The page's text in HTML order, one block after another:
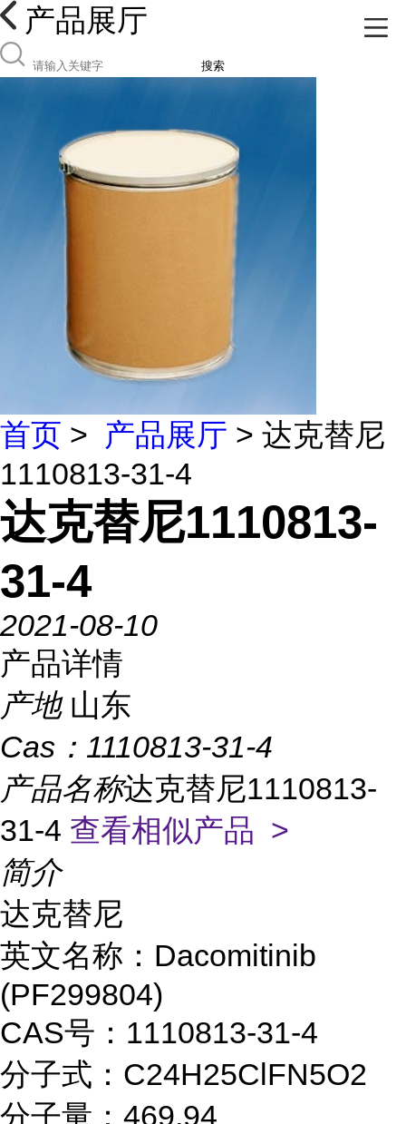
产品展厅
搜索
首页 > 产品展厅 > 达克替尼
1110813-31-4
达克替尼1110813-
31-4
2021-08-10
产品详情
产地 山东
Cas： 1110813-31-4
产品名称达克替尼1110813-
31-4 查看相似产品 >
简介
达克替尼
英文名称：Dacomitinib
(PF299804)
CAS号：1110813-31-4
分子式：C24H25ClFN5O2
分子量：469.94